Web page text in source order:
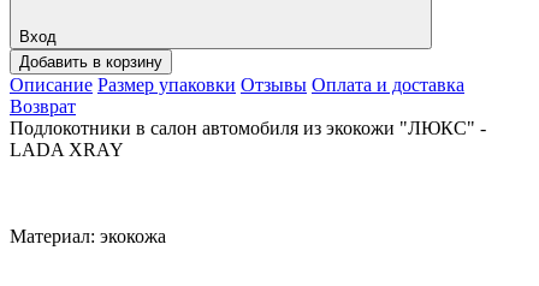
Вход
Добавить в корзину
Описание Размер упаковки Отзывы Оплата и доставка
Возврат
Подлокотники в салон автомобиля из экокожи "ЛЮКС" -
LADA XRAY
Материал: экокожа